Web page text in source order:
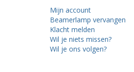
Mijn account
Beamerlamp vervangen
Klacht melden
Wil je niets missen?
Wil je ons volgen?